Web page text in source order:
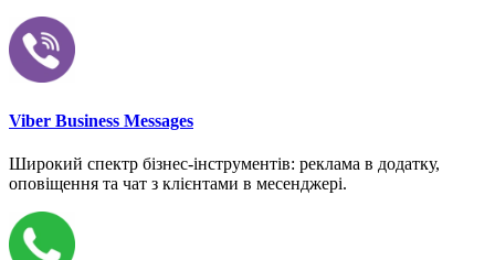
Viber Business Messages
Широкий спектр бізнес-інструментів: реклама в додатку,
оповіщення та чат з клієнтами в месенджері.